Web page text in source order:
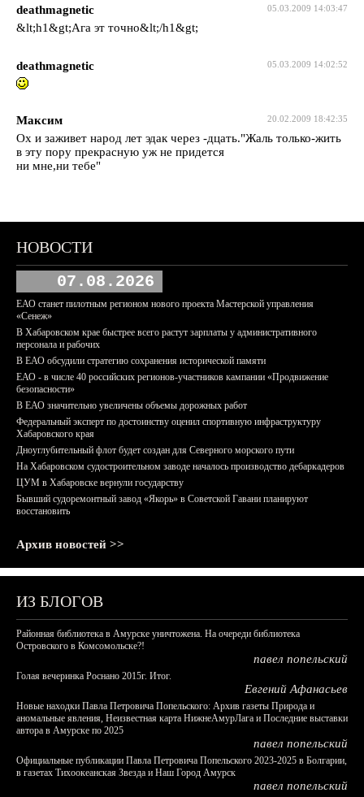
05.03.2009 14:03:47
deathmagnetic
&lt;h1&gt;Ага эт точно&lt;/h1&gt;
05.03.2009 14:02:52
deathmagnetic
20.02.2009 18:42:35
Максим
Ох и заживет народ лет эдак через -дцать."Жаль только-жить
в эту пору прекрасную уж не придется
ни мне,ни тебе"
НОВОСТИ
07.08.2026
ЕАО станет пилотным регионом нового проекта Мастерской управления
«Сенеж»
В Хабаровском крае быстрее всего растут зарплаты у административного
персонала и рабочих
В ЕАО обсудили стратегию сохранения исторической памяти
ЕАО - в числе 40 российских регионов-участников кампании «Продвижение
безопасности»
В ЕАО значительно увеличены объемы дорожных работ
Федеральный эксперт по достоинству оценил спортивную инфраструктуру
Хабаровского края
Дноуглубительный флот будет создан для Северного морского пути
На Хабаровском судостроительном заводе началось производство дебаркадеров
ЦУМ в Хабаровске вернули государству
Бывший судоремонтный завод «Якорь» в Советской Гавани планируют
восстановить
Архив новостей >>
ИЗ БЛОГОВ
Районная библиотека в Амурске уничтожена. На очереди библиотека
Островского в Комсомольске?!
павел попельский
Голая вечеринка Роснано 2015г. Итог.
Евгений Афанасьев
Новые находки Павла Петровича Попельского: Архив газеты Природа и
аномальные явления, Неизвестная карта НижнеАмурЛага и Последние выставки
автора в Амурске по 2025
павел попельский
Официальные публикации Павла Петровича Попельского 2023-2025 в Болгарии,
в газетах Тихоокеанская Звезда и Наш Город Амурск
павел попельский